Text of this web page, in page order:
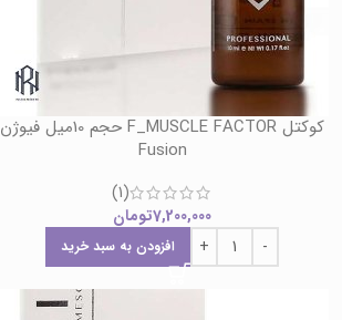
کوکتل F_MUSCLE FACTOR حجم 10میل فیوژن
Fusion
(1)
7,200,000تومان
افزودن به سبد خرید